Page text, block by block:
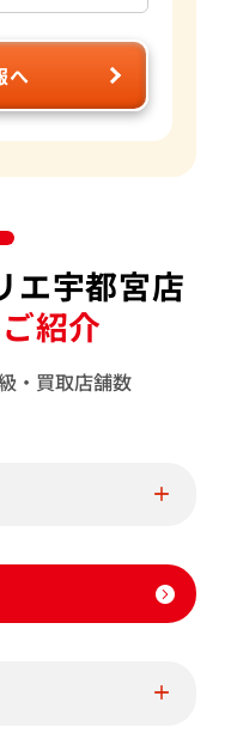
へ
エ宇都宮店
ご紹介
・買取店舗数